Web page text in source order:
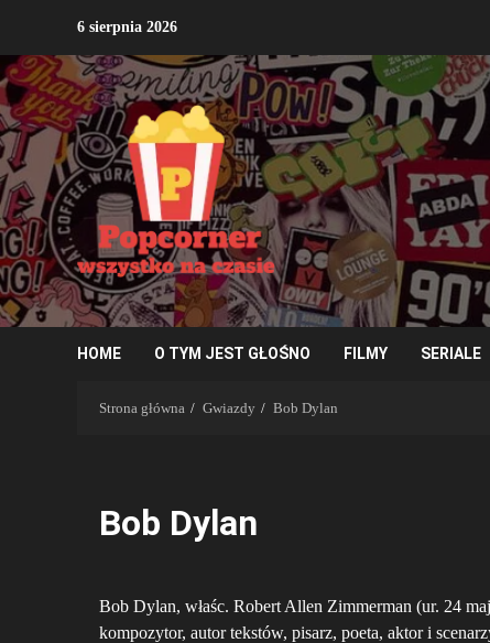
treści
6 sierpnia 2026
HOME O TYM JEST GŁOŚNO FILMY SERIALE
Strona główna Gwiazdy Bob Dylan
Bob Dylan
Bob Dylan, właśc. Robert Allen Zimmerman (ur. 24
kompozytor, autor tekstów, pisarz, poeta, aktor i